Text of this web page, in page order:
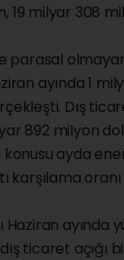
19 milyar 308
parasal
ayında 1
Dış
892 milyon
ayda
karşılama oranı
Haziran ayında
ticaret açığı